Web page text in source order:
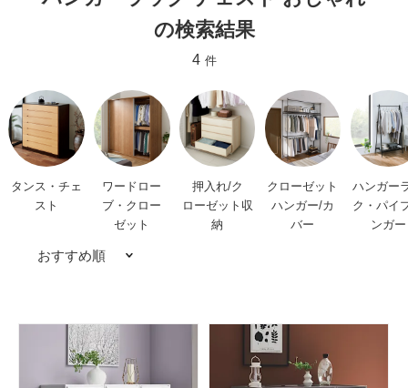
の検索結果
4 件
タンス・チェ
スト
ワードロー
ブ・クロー
ゼット
押入れ/ク
ローゼット収
納
クローゼット
ハンガー/カ
バー
ハンガー
ク・パイ
ンガー
おすすめ順